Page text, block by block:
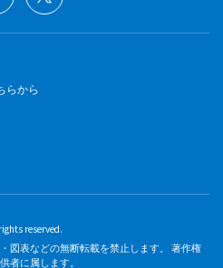
らから
reserved.
図表などの無断転載を禁止します。 著作権
者に属します。